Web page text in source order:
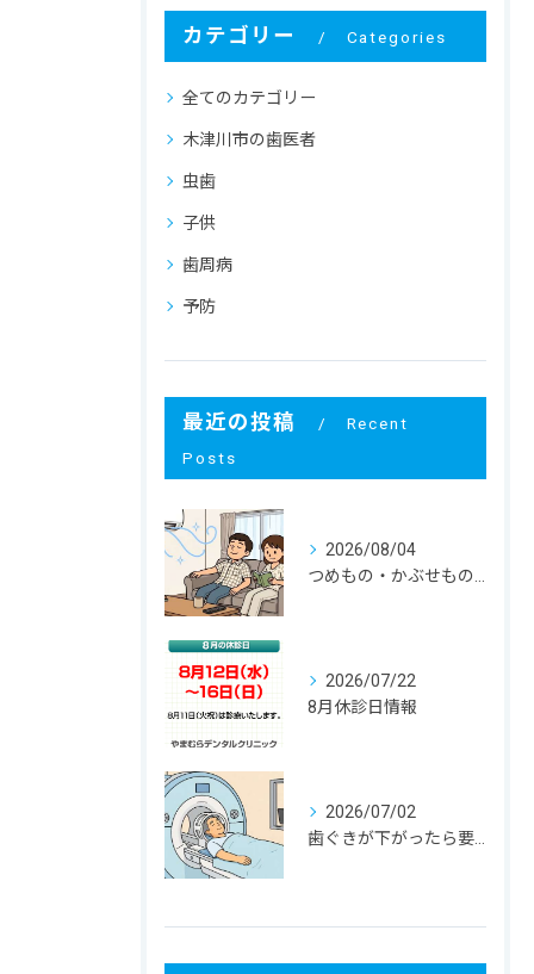
カテゴリー Categories
全てのカテゴリー
木津川市の歯医者
虫歯
子供
歯周病
予防
最近の投稿
Recent
Posts
2026/08/04
2026/07/22
8月休診日情報
2026/07/02